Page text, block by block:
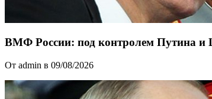
ВМФ России: под контролем Путина и
От admin в 09/08/2026